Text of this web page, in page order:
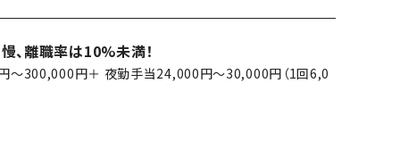
、離職率は10%未満！
～300,000円＋ 夜勤手当24,000円～30,000円（1回6,0